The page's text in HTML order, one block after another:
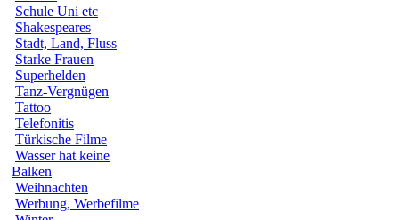
Schule Uni etc
Shakespeares
Stadt, Land, Fluss
Starke Frauen
Superhelden
Tanz-Vergnügen
Tattoo
Telefonitis
Türkische Filme
Wasser hat keine
Balken
Weihnachten
Werbung, Werbefilme